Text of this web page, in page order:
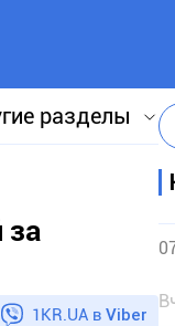
разделы
за
1KR.UA в Viber